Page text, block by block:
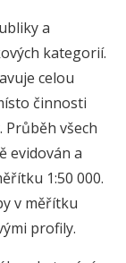
a
kategorií.
celou
činnosti
Průběh všech
evidován a
1:50 000.
v měřítku
profily.